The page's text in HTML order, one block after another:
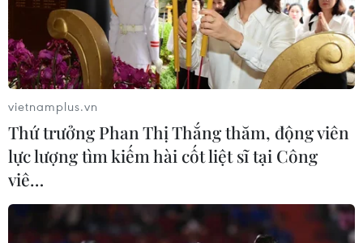
Theo hãng tin Kyodo, ngày 25/4, Chính phủ Nhật Bản
đã công bố gói biện pháp kinh tế khẩn cấp nhằm đối
phó với tác động tiêu cực từ việc Mỹ tăng thuế nhập
khẩu.
vietnamplus.vn
Thứ trưởng Phan Thị Thắng thăm, động viên
lực lượng tìm kiếm hài cốt liệt sĩ tại Công
viê…